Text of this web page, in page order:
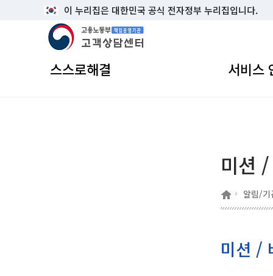
이 누리집은 대한민국 공식 전자정부 누리집입니다.
고용노동부 책임운영기관 고객상담센터
스스로해결 서비스
미션
홈 알림/기
미션 /